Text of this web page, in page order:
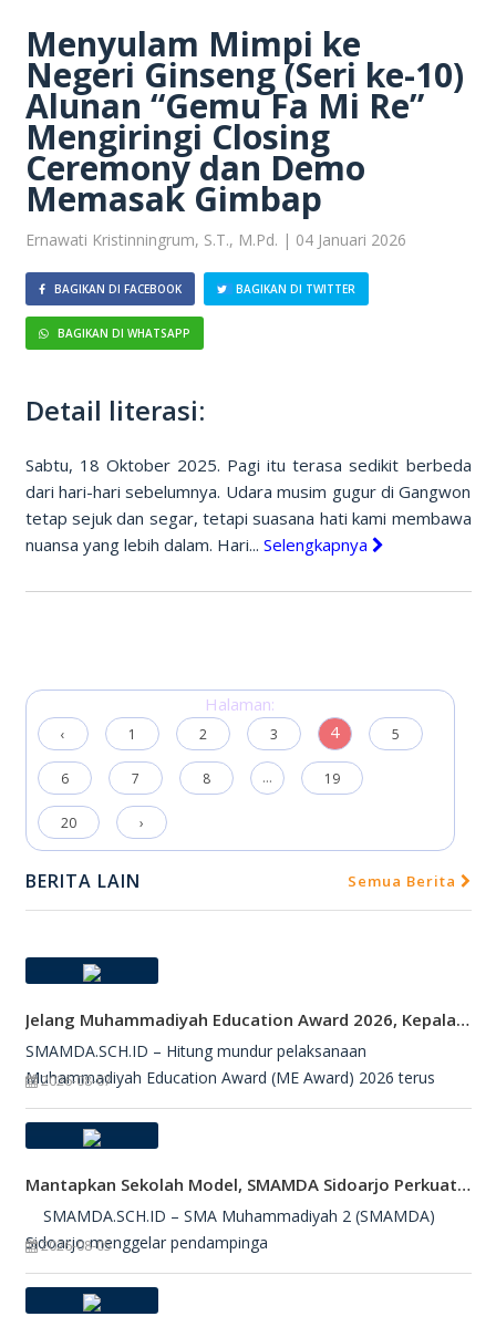
Menyulam Mimpi ke
Negeri Ginseng (Seri ke-10)
Alunan “Gemu Fa Mi Re”
Mengiringi Closing
Ceremony dan Demo
Memasak Gimbap
Ernawati Kristinningrum, S.T., M.Pd. | 04 Januari 2026
BAGIKAN DI FACEBOOK BAGIKAN DI TWITTER
BAGIKAN DI WHATSAPP
Detail literasi:
Sabtu, 18 Oktober 2025. Pagi itu terasa sedikit berbeda
dari hari-hari sebelumnya. Udara musim gugur di Gangwon
tetap sejuk dan segar, tetapi suasana hati kami membawa
nuansa yang lebih dalam. Hari... Selengkapnya
Halaman:
‹ 1 2 3 4 5
6 7 8 ... 19
20 ›
BERITA LAIN Semua Berita
Jelang Muhammadiyah Education Award 2026, Kepala SMAMDA Sidoarjo Suntik Semangat Kontingen
SMAMDA.SCH.ID – Hitung mundur pelaksanaan
Muhammadiyah Education Award (ME Award) 2026 terus
2026-08-07
Mantapkan Sekolah Model, SMAMDA Sidoarjo Perkuat Pembelajaran Mendalam Dan KKA
SMAMDA.SCH.ID – SMA Muhammadiyah 2 (SMAMDA)
Sidoarjo menggelar pendampinga
2026-08-05